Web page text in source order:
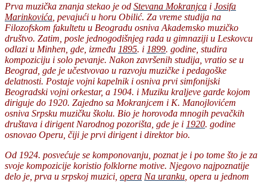
Prva muzička znanja stekao je od Stevana Mokranjca i Josifa
Marinkovića , pevajući u horu Obilić. Za vreme studija na
Filozofskom fakultetu u Beogradu osniva Akademsko muzičko
društvo. Zatim, posle jednogodišnjeg rada u gimnaziji u Leskovcu
odlazi u Minhen, gde, između 1895. i 1899. godine, studira
kompoziciju i solo pevanje. Nakon završenih studija, vratio se u
Beograd, gde je učestvovao u razvoju muzičke i pedagoške
delatnosti. Postaje vojni kapelnik i osniva prvi simfonijski
Beogradski vojni orkestar, a 1904. i Muziku kraljeve garde kojom
diriguje do 1920. Zajedno sa Mokranjcem i K. Manojlovićem
osniva Srpsku muzičku školu. Bio je horovođa mnogih pevačkih
društava i dirigent Narodnog pozorišta, gde je i 1920. godine
osnovao Operu, čiji je prvi dirigent i direktor bio.
Od 1924. posvećuje se komponovanju, poznat je i po tome što je za
svoje kompozicije koristio folklorne motive. Njegovo najpoznatije
delo je, prva u srpskoj muzici, opera Na uranku , opera u jednom